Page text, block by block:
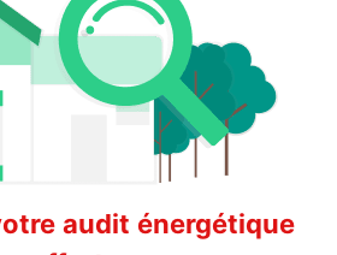
audit énergétique